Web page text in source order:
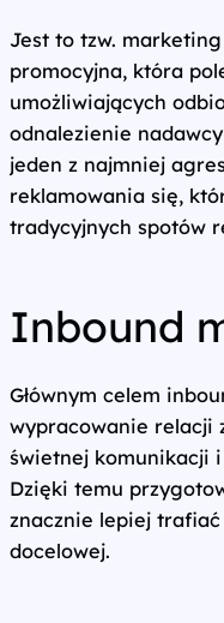
Jest to tzw.
promocyjna, która
umożliwiających
odnalezienie
jeden z najmniej
reklamowania się,
tradycyjnych spotów
Inbound
Głównym celem
wypracowanie relacji
świetnej komunikacji
Dzięki temu
znacznie lepiej
docelowej.